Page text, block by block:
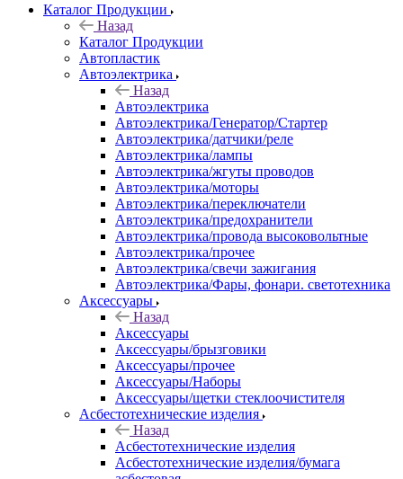
Каталог Продукции
Назад
Каталог Продукции
Автопластик
Автоэлектрика
Назад
Автоэлектрика
Автоэлектрика/Генератор/Стартер
Автоэлектрика/датчики/реле
Автоэлектрика/лампы
Автоэлектрика/жгуты проводов
Автоэлектрика/моторы
Автоэлектрика/переключатели
Автоэлектрика/предохранители
Автоэлектрика/провода высоковольтные
Автоэлектрика/прочее
Автоэлектрика/свечи зажигания
Автоэлектрика/Фары, фонари. светотехника
Аксессуары
Назад
Аксессуары
Аксессуары/брызговики
Аксессуары/прочее
Аксессуары/Наборы
Аксессуары/щетки стеклоочистителя
Асбестотехнические изделия
Назад
Асбестотехнические изделия
Асбестотехнические изделия/бумага